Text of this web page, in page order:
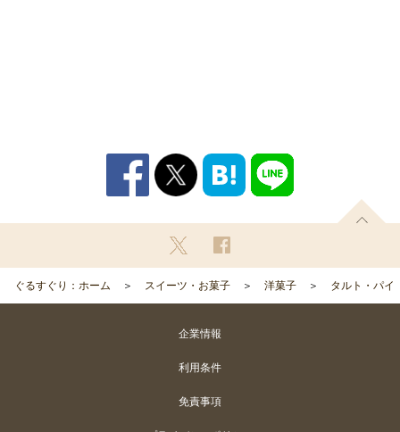
ぐるすぐり：ホーム スイーツ・お菓子 洋菓子 タルト・パイ
企業情報
利用条件
免責事項